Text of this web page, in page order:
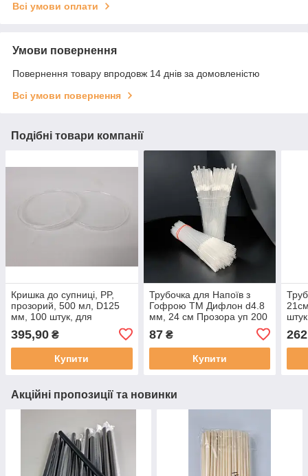
Всі умови оплати
Умови повернення
Повернення товару впродовж 14 днів за домовленістю
Всі умови повернення
Подібні товари компанії
Кришка до супниці, PP,
прозорий, 500 мл, D125
мм, 100 штук, для
супниць, транспортування
та доставки страв
395,90 ₴
Купити
Трубочка для Напоїв з
Гофрою ТМ Дифлон d4.8
мм, 24 см Прозора уп 200
87₴
Купити
Акційні пропозиції та новинки